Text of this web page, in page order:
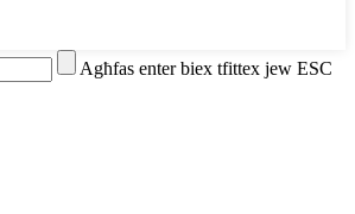
Agħfas enter biex tfittex jew ESC